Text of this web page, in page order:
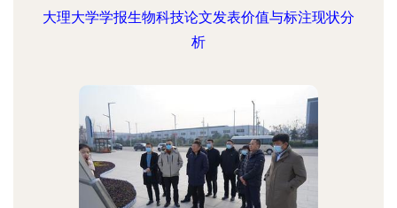
大理大学学报生物科技论文发表价值与标注现状分
析